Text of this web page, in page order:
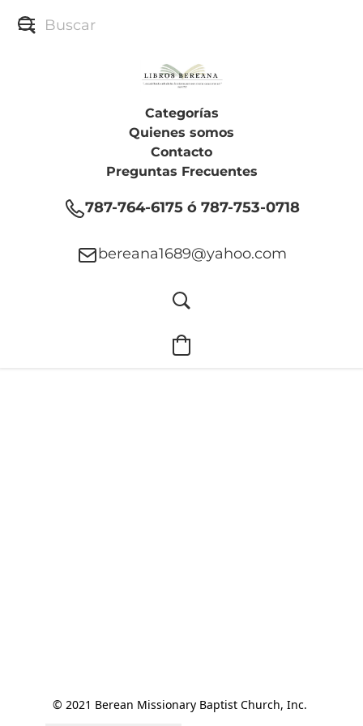
Categorías
Quienes somos
Contacto
Preguntas Frecuentes
787-764-6175 ó 787-753-0718
bereana1689@yahoo.com
© 2021 Berean Missionary Baptist Church, Inc.